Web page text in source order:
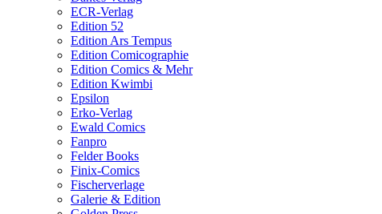
ECR-Verlag
Edition 52
Edition Ars Tempus
Edition Comicographie
Edition Comics & Mehr
Edition Kwimbi
Epsilon
Erko-Verlag
Ewald Comics
Fanpro
Felder Books
Finix-Comics
Fischerverlage
Galerie & Edition